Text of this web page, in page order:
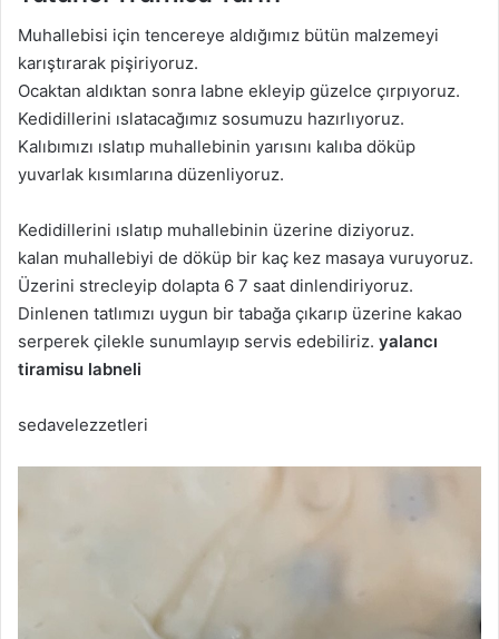
Muhallebisi için tencereye aldığımız bütün malzemeyi
karıştırarak pişiriyoruz.
Ocaktan aldıktan sonra labne ekleyip güzelce çırpıyoruz.
Kedidillerini ıslatacağımız sosumuzu hazırlıyoruz.
Kalıbımızı ıslatıp muhallebinin yarısını kalıba döküp
yuvarlak kısımlarına düzenliyoruz.
Kedidillerini ıslatıp muhallebinin üzerine diziyoruz.
kalan muhallebiyi de döküp bir kaç kez masaya vuruyoruz.
Üzerini strecleyip dolapta 6 7 saat dinlendiriyoruz.
Dinlenen tatlımızı uygun bir tabağa çıkarıp üzerine kakao
serperek çilekle sunumlayıp servis edebiliriz. yalancı
tiramisu labneli
sedavelezzetleri